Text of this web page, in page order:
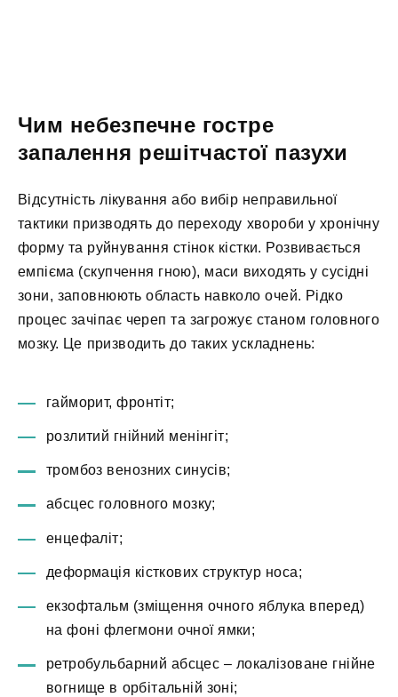
Чим небезпечне гостре
запалення решітчастої пазухи
Відсутність лікування або вибір неправильної
тактики призводять до переходу хвороби у хронічну
форму та руйнування стінок кістки. Розвивається
емпієма (скупчення гною), маси виходять у сусідні
зони, заповнюють область навколо очей. Рідко
процес зачіпає череп та загрожує станом головного
мозку. Це призводить до таких ускладнень:
гайморит, фронтіт;
розлитий гнійний менінгіт;
тромбоз венозних синусів;
абсцес головного мозку;
енцефаліт;
деформація кісткових структур носа;
екзофтальм (зміщення очного яблука вперед)
на фоні флегмони очної ямки;
ретробульбарний абсцес – локалізоване гнійне
вогнище в орбітальній зоні;